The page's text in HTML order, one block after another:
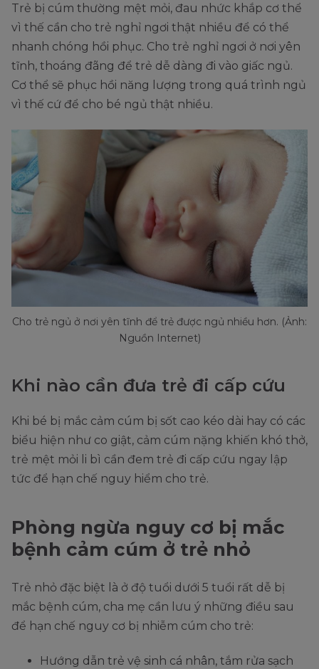
Trẻ bị cúm thường mệt mỏi, đau nhức khắp cơ thể
vì thế cần cho trẻ nghỉ ngơi thật nhiều để có thể
nhanh chóng hồi phục. Cho trẻ nghỉ ngơi ở nơi yên
tĩnh, thoáng đãng để trẻ dễ dàng đi vào giấc ngủ.
Cơ thể sẽ phục hồi năng lượng trong quá trình ngủ
vì thế cứ để cho bé ngủ thật nhiều.
Cho trẻ ngủ ở nơi yên tĩnh để trẻ được ngủ nhiều hơn. (Ảnh:
Nguồn Internet)
Khi nào cần đưa trẻ đi cấp cứu
Khi bé bị mắc cảm cúm bị sốt cao kéo dài hay có các
biểu hiện như co giật, cảm cúm nặng khiến khó thở,
trẻ mệt mỏi li bì cần đem trẻ đi cấp cứu ngay lập
tức để hạn chế nguy hiểm cho trẻ.
Phòng ngừa nguy cơ bị mắc
bệnh cảm cúm ở trẻ nhỏ
Trẻ nhỏ đặc biệt là ở độ tuổi dưới 5 tuổi rất dễ bị
mắc bệnh cúm, cha mẹ cần lưu ý những điều sau
để hạn chế nguy cơ bị nhiễm cúm cho trẻ:
Hướng dẫn trẻ vệ sinh cá nhân, tắm rửa sạch